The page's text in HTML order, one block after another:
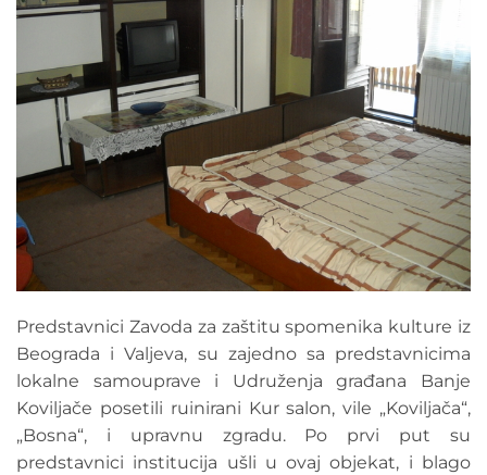
Predstavnici Zavoda za zaštitu spomenika kulture iz
Beograda i Valjeva, su zajedno sa predstavnicima
lokalne samouprave i Udruženja građana Banje
Koviljače posetili ruinirani Kur salon, vile „Koviljača“,
„Bosna“, i upravnu zgradu. Po prvi put su
predstavnici institucija ušli u ovaj objekat, i blago